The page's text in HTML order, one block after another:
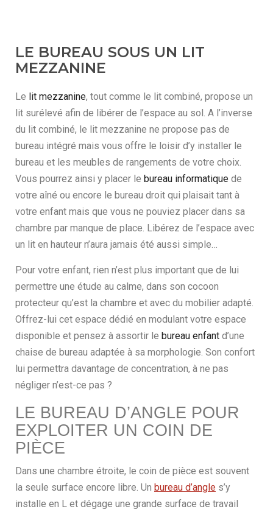
LE BUREAU SOUS UN LIT
MEZZANINE
Le lit mezzanine, tout comme le lit combiné, propose un
lit surélevé afin de libérer de l’espace au sol. A l’inverse
du lit combiné, le lit mezzanine ne propose pas de
bureau intégré mais vous offre le loisir d’y installer le
bureau et les meubles de rangements de votre choix.
Vous pourrez ainsi y placer le bureau informatique de
votre aîné ou encore le bureau droit qui plaisait tant à
votre enfant mais que vous ne pouviez placer dans sa
chambre par manque de place. Libérez de l’espace avec
un lit en hauteur n’aura jamais été aussi simple…
Pour votre enfant, rien n’est plus important que de lui
permettre une étude au calme, dans son cocoon
protecteur qu’est la chambre et avec du mobilier adapté.
Offrez-lui cet espace dédié en modulant votre espace
disponible et pensez à assortir le bureau enfant d’une
chaise de bureau adaptée à sa morphologie. Son confort
lui permettra davantage de concentration, à ne pas
négliger n’est-ce pas ?
LE BUREAU D’ANGLE POUR
EXPLOITER UN COIN DE
PIÈCE
Dans une chambre étroite, le coin de pièce est souvent
la seule surface encore libre. Un bureau d’angle s’y
installe en L et dégage une grande surface de travail